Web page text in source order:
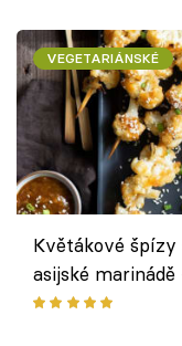
VEGETARIÁNSKÉ
Květákové špízy
asijské
chuťovka z grilu